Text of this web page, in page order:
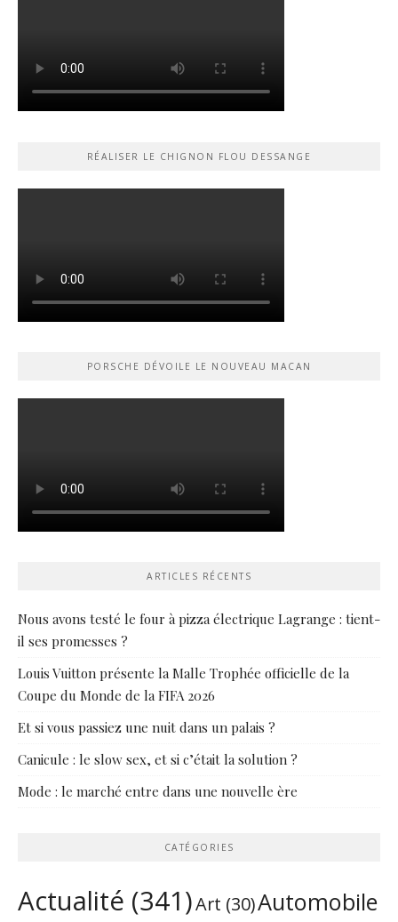
RÉALISER LE CHIGNON FLOU DESSANGE
PORSCHE DÉVOILE LE NOUVEAU MACAN
ARTICLES RÉCENTS
Nous avons testé le four à pizza électrique Lagrange : tient-
il ses promesses ?
Louis Vuitton présente la Malle Trophée officielle de la
Coupe du Monde de la FIFA 2026
Et si vous passiez une nuit dans un palais ?
Canicule : le slow sex, et si c’était la solution ?
Mode : le marché entre dans une nouvelle ère
CATÉGORIES
Actualité (341)Art (30)Automobile